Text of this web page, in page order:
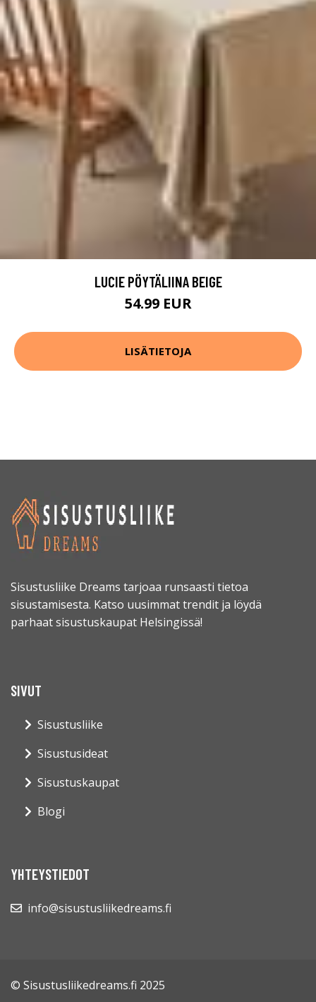
LUCIE PÖYTÄLIINA BEIGE
54.99 EUR
LISÄTIETOJA
Sisustusliike Dreams tarjoaa runsaasti tietoa
sisustamisesta. Katso uusimmat trendit ja löydä
parhaat sisustuskaupat Helsingissä!
SIVUT
Sisustusliike
Sisustusideat
Sisustuskaupat
Blogi
YHTEYSTIEDOT
info@sisustusliikedreams.fi
© Sisustusliikedreams.fi 2025